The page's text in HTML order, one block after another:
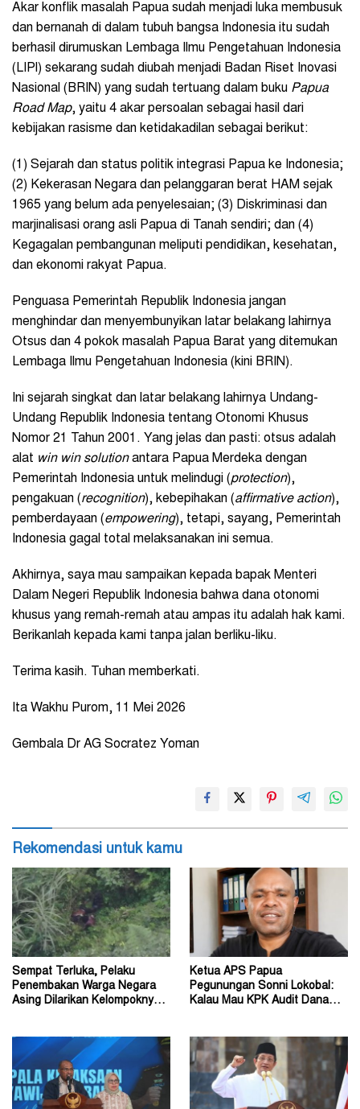
Akar konflik masalah Papua sudah menjadi luka membusuk
dan bernanah di dalam tubuh bangsa Indonesia itu sudah
berhasil dirumuskan Lembaga Ilmu Pengetahuan Indonesia
(LIPI) sekarang sudah diubah menjadi Badan Riset Inovasi
Nasional (BRIN) yang sudah tertuang dalam buku Papua
Road Map, yaitu 4 akar persoalan sebagai hasil dari
kebijakan rasisme dan ketidakadilan sebagai berikut:
(1) Sejarah dan status politik integrasi Papua ke Indonesia;
(2) Kekerasan Negara dan pelanggaran berat HAM sejak
1965 yang belum ada penyelesaian; (3) Diskriminasi dan
marjinalisasi orang asli Papua di Tanah sendiri; dan (4)
Kegagalan pembangunan meliputi pendidikan, kesehatan,
dan ekonomi rakyat Papua.
Penguasa Pemerintah Republik Indonesia jangan
menghindar dan menyembunyikan latar belakang lahirnya
Otsus dan 4 pokok masalah Papua Barat yang ditemukan
Lembaga Ilmu Pengetahuan Indonesia (kini BRIN).
Ini sejarah singkat dan latar belakang lahirnya Undang-
Undang Republik Indonesia tentang Otonomi Khusus
Nomor 21 Tahun 2001. Yang jelas dan pasti: otsus adalah
alat win win solutionantara Papua Merdeka dengan
Pemerintah Indonesia untuk melindugi (protection),
pengakuan (recognition), kebepihakan (affirmative action),
pemberdayaan (empowering), tetapi, sayang, Pemerintah
Indonesia gagal total melaksanakan ini semua.
Akhirnya, saya mau sampaikan kepada bapak Menteri
Dalam Negeri Republik Indonesia bahwa dana otonomi
khusus yang remah-remah atau ampas itu adalah hak kami.
Berikanlah kepada kami tanpa jalan berliku-liku.
Terima kasih. Tuhan memberkati.
Ita Wakhu Purom, 11 Mei 2026
Gembala Dr AG Socratez Yoman
Rekomendasi untuk kamu
Sempat Terluka, Pelaku
Penembakan Warga Negara
Asing Dilarikan Kelompoknya
Ketua APS Papua
Pegunungan Sonni Lokobal:
Kalau Mau KPK Audit Dana